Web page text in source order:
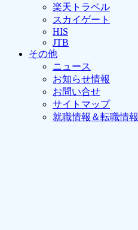
楽天トラベル
スカイゲート
HIS
JTB
その他
ニュース
お知らせ情報
お問い合せ
サイトマップ
就職情報＆転職情報